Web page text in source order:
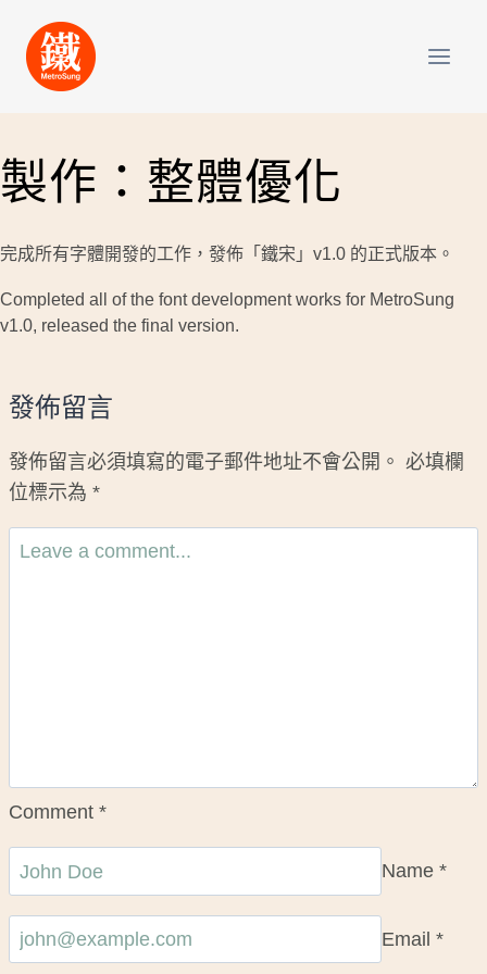
content
製作：整體優化
完成所有字體開發的工作，發佈「鐵宋」v1.0 的正式版本。
Completed all of the font development works for MetroSung
v1.0, released the final version.
發佈留言
發佈留言必須填寫的電子郵件地址不會公開。 必填欄
位標示為 *
Comment *
Name *
Email *